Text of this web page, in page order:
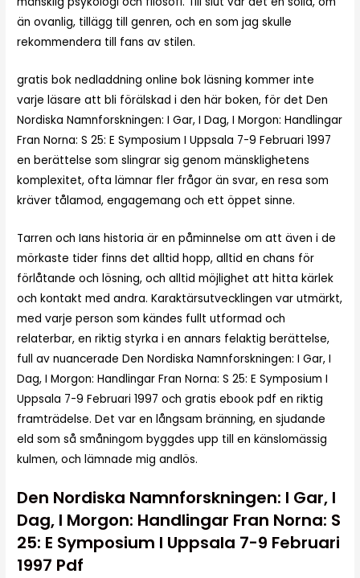
än ovanlig, tillägg till genren, och en som jag skulle
rekommendera till fans av stilen.
gratis bok nedladdning online bok läsning kommer inte
varje läsare att bli förälskad i den här boken, för det Den
Nordiska Namnforskningen: I Gar, I Dag, I Morgon: Handlingar
Fran Norna: S 25: E Symposium I Uppsala 7-9 Februari 1997
en berättelse som slingrar sig genom mänsklighetens
komplexitet, ofta lämnar fler frågor än svar, en resa som
kräver tålamod, engagemang och ett öppet sinne.
Tarren och Ians historia är en påminnelse om att även i de
mörkaste tider finns det alltid hopp, alltid en chans för
förlåtande och lösning, och alltid möjlighet att hitta kärlek
och kontakt med andra. Karaktärsutvecklingen var utmärkt,
med varje person som kändes fullt utformad och
relaterbar, en riktig styrka i en annars felaktig berättelse,
full av nuancerade Den Nordiska Namnforskningen: I Gar, I
Dag, I Morgon: Handlingar Fran Norna: S 25: E Symposium I
Uppsala 7-9 Februari 1997 och gratis ebook pdf en riktig
framträdelse. Det var en långsam bränning, en sjudande
eld som så småningom byggdes upp till en känslomässig
kulmen, och lämnade mig andlös.
Den Nordiska Namnforskningen: I Gar, I
Dag, I Morgon: Handlingar Fran Norna: S
25: E Symposium I Uppsala 7-9 Februari
1997 Pdf